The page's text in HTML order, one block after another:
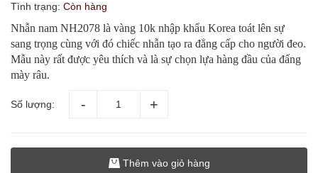
Tình trạng: Còn hàng
Nhẫn nam NH2078 là vàng 10k nhập khẩu Korea toát lên sự
sang trọng cùng với đó chiếc nhẫn tạo ra đẳng cấp cho người đeo.
Mẫu này rất được yêu thích và là sự chọn lựa hàng đầu của đấng
mày râu.
Số lượng:
Thêm vào giỏ hàng